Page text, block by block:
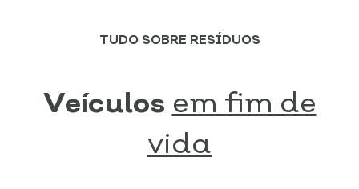
TUDO SOBRE RESÍDUOS
Veículos em fim de
vida